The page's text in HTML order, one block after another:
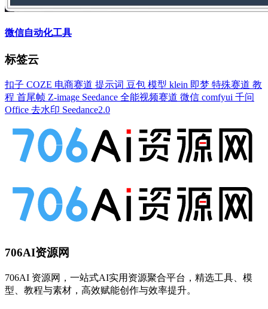
微信自动化工具
标签云
扣子 COZE 电商赛道 提示词 豆包 模型 klein 即梦 特殊赛道 教
程 首尾帧 Z-image Seedance 全能视频赛道 微信 comfyui 千问
Office 去水印 Seedance2.0
706AI资源网
706AI 资源网，一站式AI实用资源聚合平台，精选工具、模
型、教程与素材，高效赋能创作与效率提升。